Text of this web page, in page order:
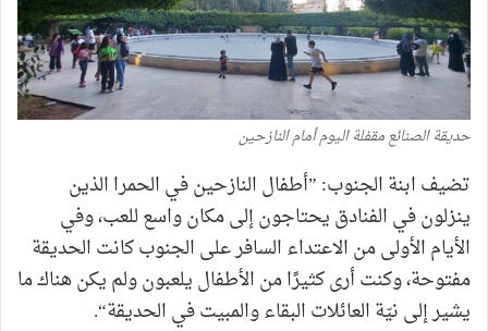
حديقة الصنائع مقفلة اليوم أمام النازحين
تضيف ابنة الجنوب: ”أطفال النازحين في الحمرا الذين
ينزلون في الفنادق يحتاجون إلى مكان واسع للعب، وفي
الأيام الأولى من الاعتداء السافر على الجنوب كانت الحديقة
مفتوحة، وكنت أرى كثيرًا من الأطفال يلعبون ولم يكن هناك ما
يشير إلى نيّة العائلات البقاء والمبيت في الحديقة“.